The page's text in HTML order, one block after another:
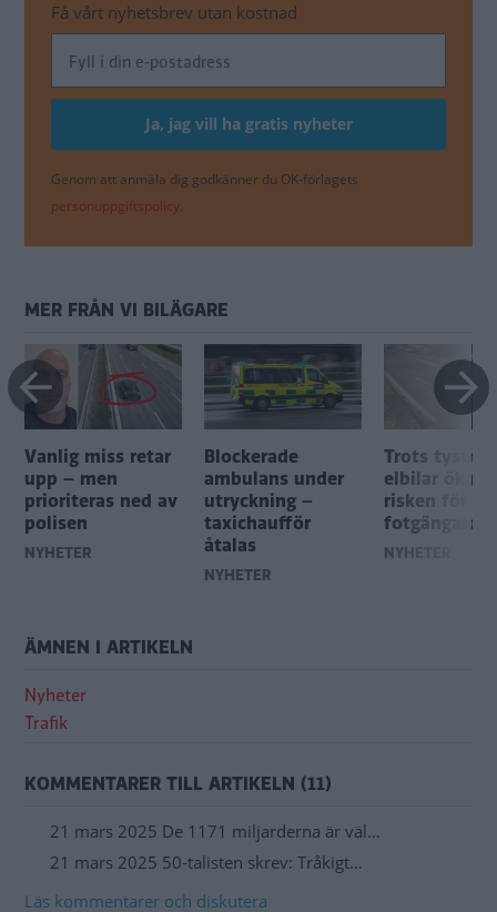
Få vårt nyhetsbrev utan kostnad
Genom att anmäla dig godkänner du OK-förlagets
personuppgiftspolicy.
MER FRÅN VI BILÄGARE
Vanlig miss retar
upp – men
prioriteras ned av
polisen
NYHETER
Blockerade
ambulans under
utryckning –
taxichaufför
åtalas
NYHETER
Trots
elbilar ökar
risken för
NYHETER
ÄMNEN I ARTIKELN
Nyheter
Trafik
KOMMENTARER TILL ARTIKELN (11)
21 mars 2025 De 1171 miljarderna är väl…
21 mars 2025 50-talisten skrev: Tråkigt…
Läs kommentarer och diskutera